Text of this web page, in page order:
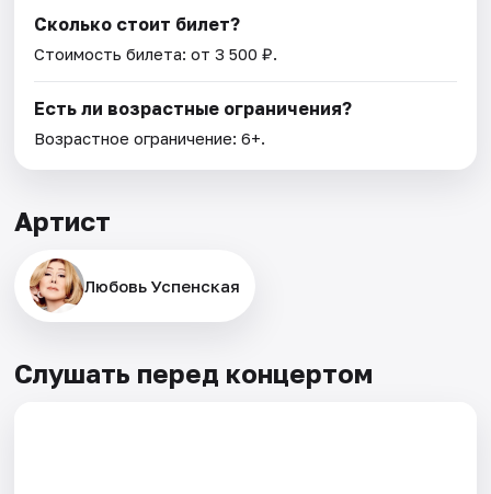
Сколько стоит билет?
Стоимость билета: от 3 500 ₽.
Есть ли возрастные ограничения?
Возрастное ограничение: 6+.
Артист
Любовь Успенская
Слушать перед концертом